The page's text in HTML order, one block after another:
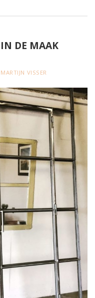
DE MAAK
MARTIJN VISSER